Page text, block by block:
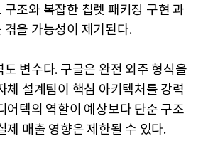
조와 복잡한 칩렛 패키징 구현 과
겪을 가능성이 제기된다.
변수다. 구글은 완전 외주 형식을
체 설계팀이 핵심 아키텍처를 강력
어텍의 역할이 예상보다 단순 구조
제 매출 영향은 제한될 수 있다.